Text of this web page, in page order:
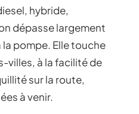
hybride,
dépasse largement
pompe. Elle touche
villes, à la facilité de
sur la route,
à venir.